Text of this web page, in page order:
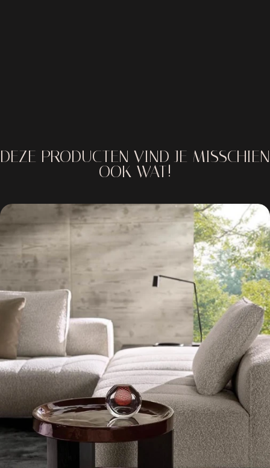
DEZE PRODUCTEN VIND JE MISSCHIEN
OOK WAT!